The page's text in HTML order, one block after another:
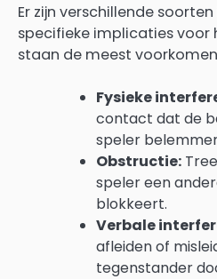
Er zijn verschillende
specifieke implicaties voor
staan de meest
Fysieke
contact dat de
speler
Obstructie:
speler een
blokkeert.
Verbale
afleiden of
tegenstander